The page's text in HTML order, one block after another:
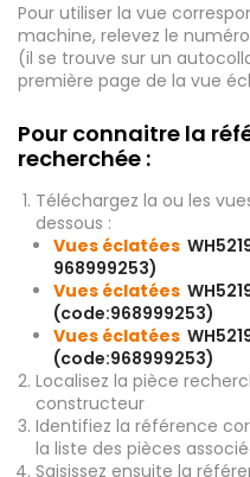
Pour utiliser la vue
machine, relevez le
(il se trouve sur un
première page de la vue
Pour connaitre la
recherchée :
Téléchargez la ou les
dessous :
Vues éclatées
968999253)
Vues éclatées
(code:968999253)
Vues éclatées
(code:968999253)
Localisez la pièce
constructeur
Identifiez la référence
la liste des pièces
Saisissez ensuite la